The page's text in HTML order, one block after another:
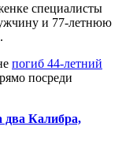
специалисты
и 77-летнюю
погиб 44-летний
посреди
два Калибра,